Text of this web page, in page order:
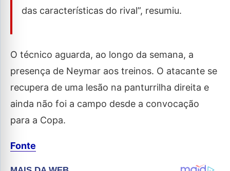
das características do rival”, resumiu.
O técnico aguarda, ao longo da semana, a
presença de Neymar aos treinos. O atacante se
recupera de uma lesão na panturrilha direita e
ainda não foi a campo desde a convocação
para a Copa.
Fonte